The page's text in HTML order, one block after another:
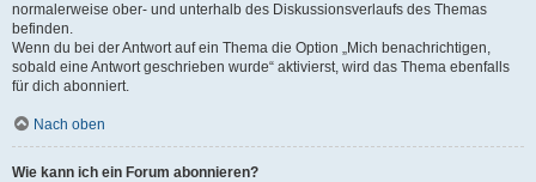
normalerweise ober- und unterhalb des Diskussionsverlaufs des Themas
befinden.
Wenn du bei der Antwort auf ein Thema die Option „Mich benachrichtigen,
sobald eine Antwort geschrieben wurde“ aktivierst, wird das Thema ebenfalls
für dich abonniert.
Nach oben
Wie kann ich ein Forum abonnieren?